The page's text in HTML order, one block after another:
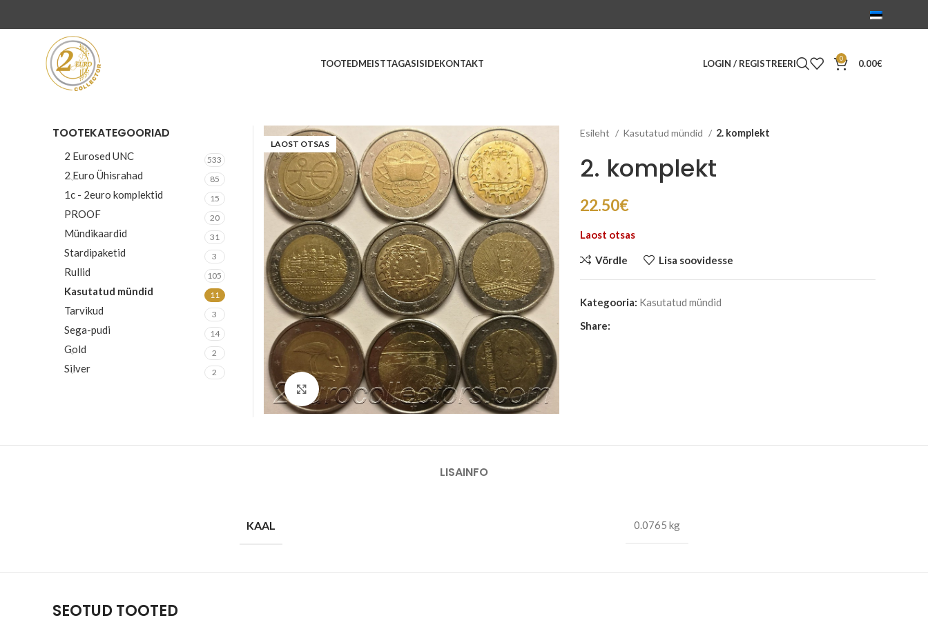
TOOTEDMEISTTAGASISIDEKONTAKT LOGIN / REGISTREERI 0 0.00€
LAOST OTSAS
Suurenda
Esileht Kasutatud mündid 2. komplekt
2. komplekt
22.50€
Laost otsas
Võrdle Lisa soovidesse
Kategooria: Kasutatud mündid
Share:
TOOTEKATEGOORIAD
2 Eurosed UNC 533
2 Euro Ühisrahad 85
1c - 2euro komplektid 15
PROOF 20
Mündikaardid 31
Stardipaketid 3
Rullid 105
Kasutatud mündid 11
Tarvikud 3
Sega-pudi 14
Gold 2
Silver 2
LISAINFO
KAAL 0.0765 kg
SEOTUD TOOTED